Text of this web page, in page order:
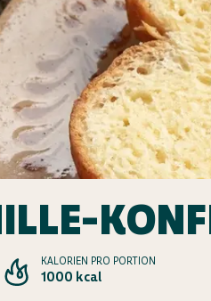
KALORIEN PRO PORTION
1000 kcal